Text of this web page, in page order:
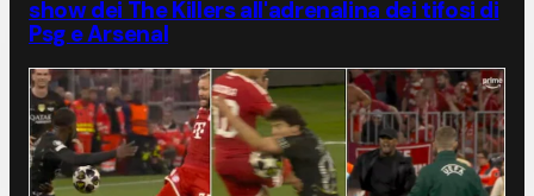
show dei The Killers all'adrenalina dei tifosi di
Psg e Arsenal